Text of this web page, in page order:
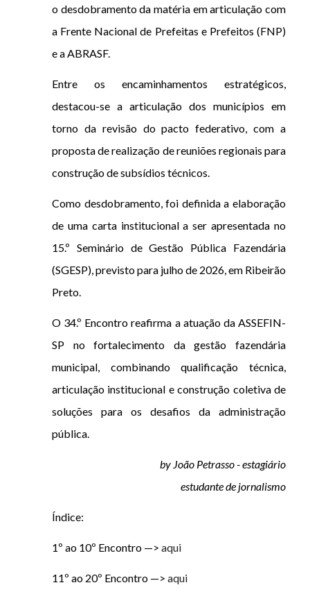
o desdobramento da matéria em articulação com
a Frente Nacional de Prefeitas e Prefeitos (FNP)
e a ABRASF.
Entre os encaminhamentos estratégicos,
destacou-se a articulação dos municípios em
torno da revisão do pacto federativo, com a
proposta de realização de reuniões regionais para
construção de subsídios técnicos.
Como desdobramento, foi definida a elaboração
de uma carta institucional a ser apresentada no
15.º Seminário de Gestão Pública Fazendária
(SGESP), previsto para julho de 2026, em Ribeirão
Preto.
O 34.º Encontro reafirma a atuação da ASSEFIN-
SP no fortalecimento da gestão fazendária
municipal, combinando qualificação técnica,
articulação institucional e construção coletiva de
soluções para os desafios da administração
pública.
by João Petrasso - estagiário
estudante de jornalismo
Índice:
1º ao 10º Encontro —> aqui
11º ao 20º Encontro —> aqui